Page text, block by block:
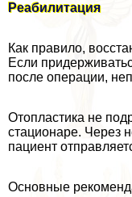
Реабилитация
Как правило,
Если
после операции,
Отопластика не
стационаре. Через
пациент
Основные